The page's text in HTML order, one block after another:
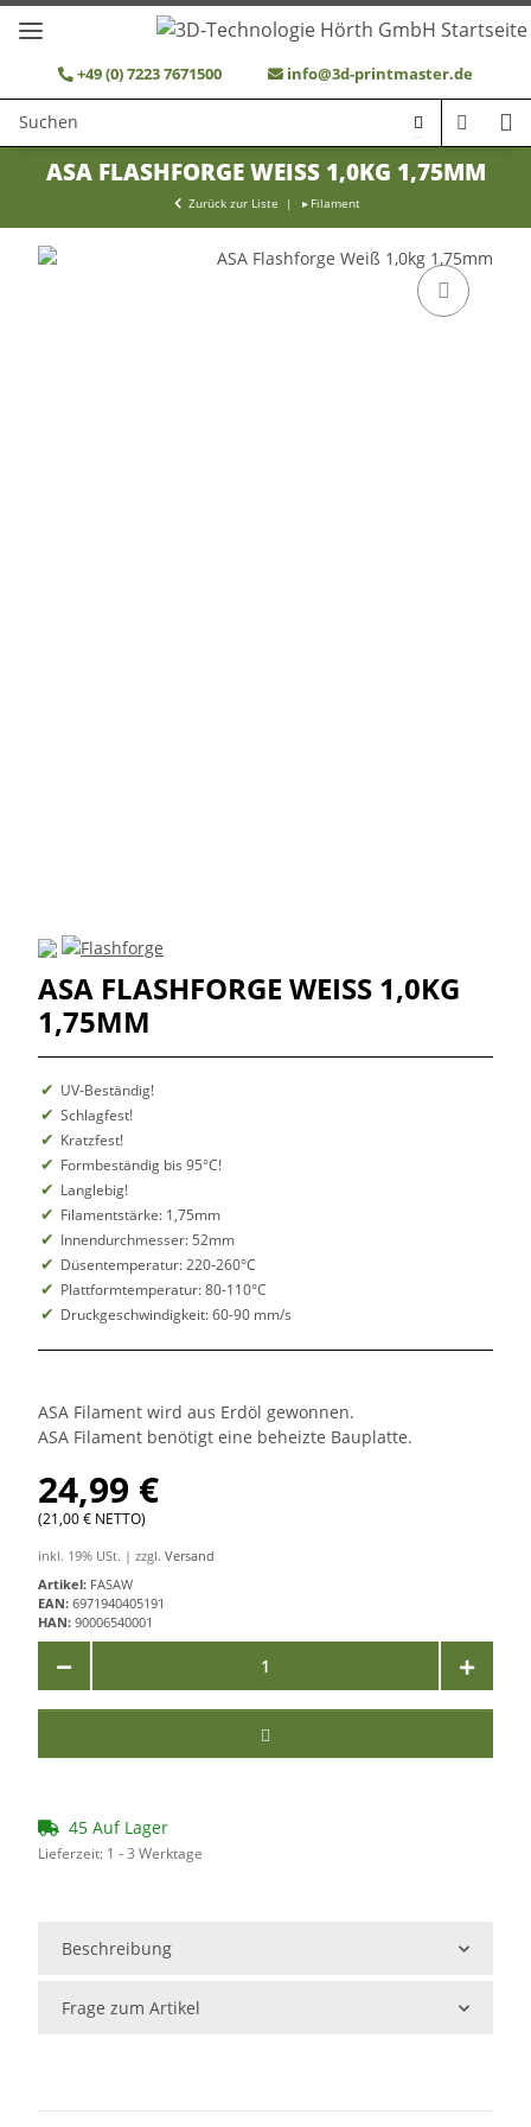
+49 (0) 7223 7671500 info@3d-printmaster.de
ASA FLASHFORGE WEISS 1,0KG 1,75MM
Zurück zur Liste Filament
ASA FLASHFORGE WEISS 1,0KG 1
,75MM
UV-Beständig!
Schlagfest!
Kratzfest!
Formbeständig bis 95°C!
Langlebig!
Filamentstärke: 1,75mm
Innendurchmesser: 52mm
Düsentemperatur: 220-260°C
Plattformtemperatur: 80-110°C
Druckgeschwindigkeit: 60-90 mm/s
ASA Filament wird aus Erdöl gewonnen.
ASA Filament benötigt eine beheizte Bauplatte.
24,99 €
(21,00 € NETTO)
inkl. 19% USt. | zzgl. Versand
Artikel: FASAW
EAN: 6971940405191
HAN: 90006540001
45 Auf Lager
Lieferzeit: 1 - 3 Werktage
Beschreibung
Frage zum Artikel